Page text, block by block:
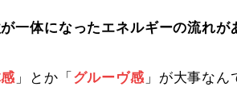
一体になったエネルギーの流れが
」とか「 グルーヴ感 」が大事なん